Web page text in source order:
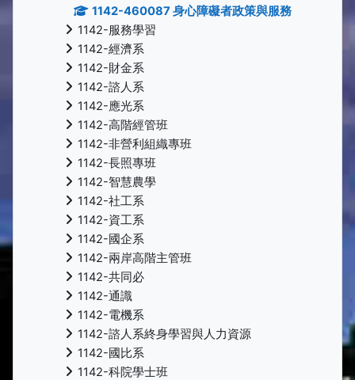
1142-460087 身心障礙者政策與服務
1142-服務學習
1142-經濟系
1142-財金系
1142-諮人系
1142-應光系
1142-高階經管班
1142-非營利組織專班
1142-長照專班
1142-智慧農學
1142-社工系
1142-資工系
1142-國企系
1142-兩岸高階主管班
1142-共同必
1142-通識
1142-電機系
1142-諮人系終身學習與人力資源
1142-國比系
1142-科院學士班